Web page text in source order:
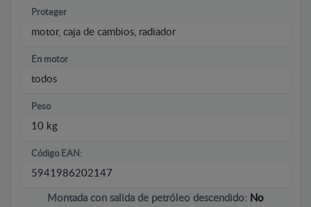
Proteger
motor, caja de cambios, radiador
En motor
todos
Peso
10 kg
Código EAN:
5941986202147
Montada con salida de petróleo descendido: No